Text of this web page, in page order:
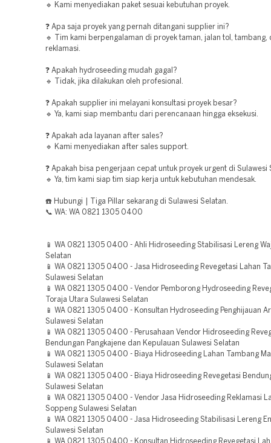
🔹 Kami menyediakan paket sesuai kebutuhan proyek.
❓ Apa saja proyek yang pernah ditangani supplier ini?
🔹 Tim kami berpengalaman di proyek taman, jalan tol, tambang,
reklamasi.
❓ Apakah hydroseeding mudah gagal?
🔹 Tidak, jika dilakukan oleh profesional.
❓ Apakah supplier ini melayani konsultasi proyek besar?
🔹 Ya, kami siap membantu dari perencanaan hingga eksekusi.
❓ Apakah ada layanan after sales?
🔹 Kami menyediakan after sales support.
❓ Apakah bisa pengerjaan cepat untuk proyek urgent di Sulawesi
🔹 Ya, tim kami siap tim siap kerja untuk kebutuhan mendesak.
☎️ Hubungi | Tiga Pillar sekarang di Sulawesi Selatan.
📞 WA: WA 0821 1305 0400
📱 WA 0821 1305 0400 - Ahli Hidroseeding Stabilisasi Lereng
Selatan
📱 WA 0821 1305 0400 - Jasa Hidroseeding Revegetasi Lahan
Sulawesi Selatan
📱 WA 0821 1305 0400 - Vendor Pemborong Hydroseeding
Toraja Utara Sulawesi Selatan
📱 WA 0821 1305 0400 - Konsultan Hydroseeding Penghijauan
Sulawesi Selatan
📱 WA 0821 1305 0400 - Perusahaan Vendor Hidroseeding
Bendungan Pangkajene dan Kepulauan Sulawesi Selatan
📱 WA 0821 1305 0400 - Biaya Hidroseeding Lahan Tambang
Sulawesi Selatan
📱 WA 0821 1305 0400 - Biaya Hidroseeding Revegetasi
Sulawesi Selatan
📱 WA 0821 1305 0400 - Vendor Jasa Hidroseeding Reklamasi
Soppeng Sulawesi Selatan
📱 WA 0821 1305 0400 - Jasa Hidroseeding Stabilisasi Lereng
Sulawesi Selatan
📱 WA 0821 1305 0400 - Konsultan Hidroseeding Revegetasi